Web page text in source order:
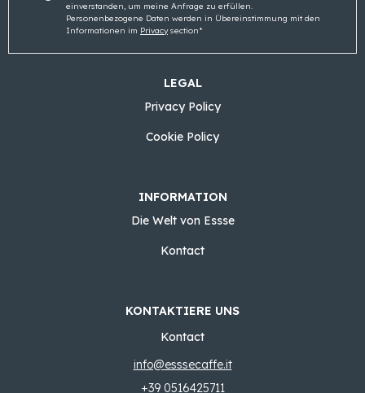
LEGAL
Privacy Policy
Cookie Policy
INFORMATION
Die Welt von Essse
Kontact
KONTAKTIERE UNS
Kontact
info@esssecaffe.it
+39 0516425711
einverstanden, um meine Anfrage zu erfüllen.
Personenbezogene Daten werden in Übereinstimmung mit den
Informationen im Privacysection*